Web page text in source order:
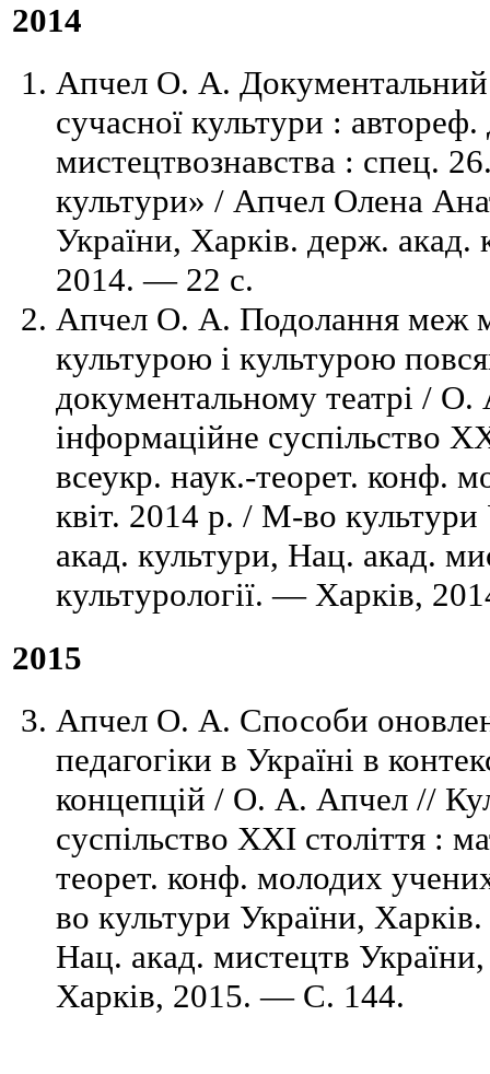
2014
Апчел О. А. Документальний
сучасної культури :
мистецтвознавства : спец.
культури» / Апчел Олена
України, Харків. держ.
2014. — 22 с.
Апчел О. А. Подолання меж
культурою і культурою
документальному театрі /
інформаційне суспільство
всеукр. наук.-теорет. конф.
квіт. 2014 р. / М-во
акад. культури, Нац. акад.
культурології. — Харків,
2015
Апчел О. А. Способи
педагогіки в Україні в
концепцій / О. А. Апчел //
суспільство ХХІ століття :
теорет. конф. молодих
во культури України,
Нац. акад. мистецтв
Харків, 2015. — C. 144.